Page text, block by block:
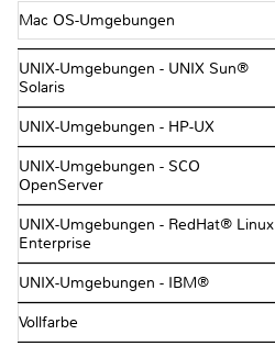
Mac OS-Umgebungen
UNIX-Umgebungen - UNIX Sun®
Solaris
UNIX-Umgebungen - HP-UX
UNIX-Umgebungen - SCO
OpenServer
UNIX-Umgebungen - RedHat® Linux
Enterprise
UNIX-Umgebungen - IBM®
Vollfarbe